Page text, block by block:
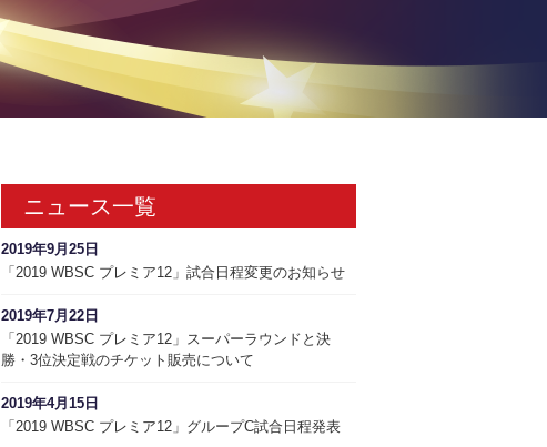
ニュース一覧
2019年9月25日
「2019 WBSC プレミア12」試合日程変更のお知らせ
2019年7月22日
「2019 WBSC プレミア12」スーパーラウンドと決
勝・3位決定戦のチケット販売について
2019年4月15日
「2019 WBSC プレミア12」グループC試合日程発表